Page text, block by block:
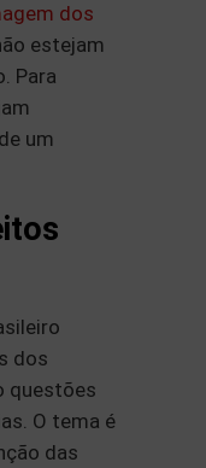
dos
estejam
Para
um
dos
questões
O tema é
das